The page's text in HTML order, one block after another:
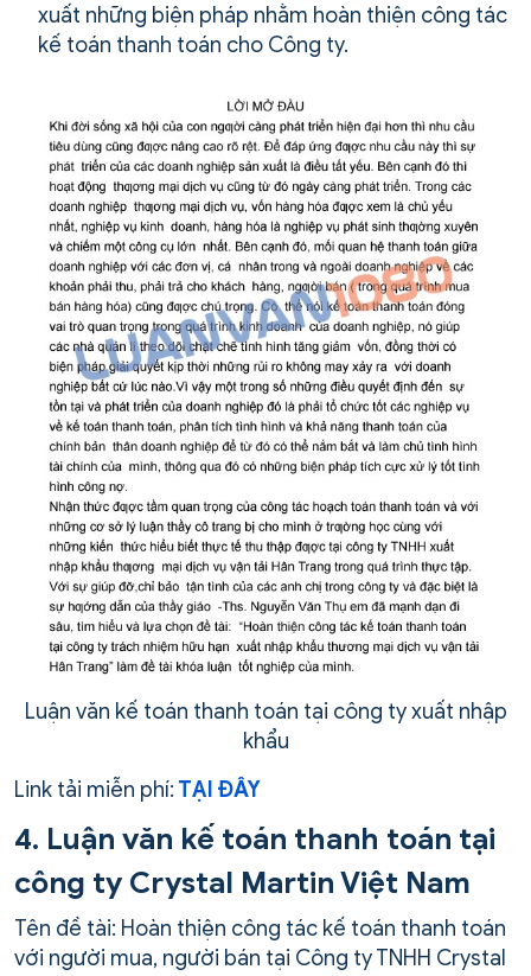
xuất những biện pháp nhằm hoàn thiện công tác
kế toán thanh toán cho Công ty.
Luận văn kế toán thanh toán tại công ty xuất nhập
khẩu
Link tải miễn phí: TẠI ĐÂY
4. Luận văn kế toán thanh toán tại
công ty Crystal Martin Việt Nam
Tên đề tài: Hoàn thiện công tác kế toán thanh toán
với người mua, người bán tại Công ty TNHH Crystal